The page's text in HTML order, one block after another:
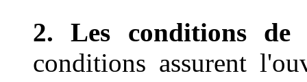
2. Les conditions
conditions assurent